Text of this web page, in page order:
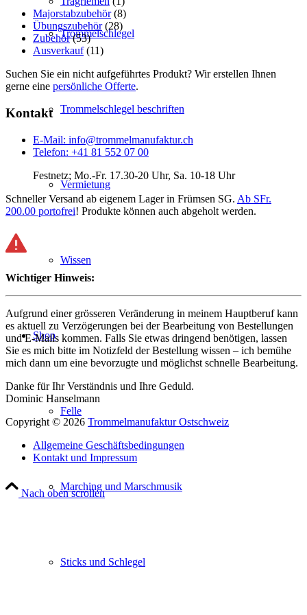
Trommelschlegel
Trommelschlegel beschriften
Vermietung
Wissen
Shop
Felle
Marching und Marschmusik
Sticks und Schlegel
Majorstabzubehör (8)
Übungszubehör (28)
Zubehör (53)
Ausverkauf (11)
Suchen Sie ein nicht aufgeführtes Produkt? Wir erstellen Ihnen
gerne eine persönliche Offerte.
Kontakt
E-Mail: info@trommelmanufaktur.ch
Telefon: +41 81 552 07 00
Festnetz; Mo.-Fr. 17.30-20 Uhr, Sa. 10-18 Uhr
Schneller Versand ab eigenem Lager in Frümsen SG. Ab SFr.
200.00 portofrei! Produkte können auch abgeholt werden.
Wichtiger Hinweis:
Aufgrund einer grösseren Veränderung in meinem Hauptberuf kann
es aktuell zu Verzögerungen bei der Bearbeitung von Bestellungen
und E-Mails kommen. Falls Sie etwas dringend benötigen, lassen
Sie es mich bitte im Notizfeld der Bestellung wissen – ich bemühe
mich dann um eine bevorzugte und möglichst schnelle Bearbeitung.
Danke für Ihr Verständnis und Ihre Geduld.
Dominic Hanselmann
Copyright © 2026 Trommelmanufaktur Ostschweiz
Allgemeine Geschäftsbedingungen
Kontakt und Impressum
Nach oben scrollen